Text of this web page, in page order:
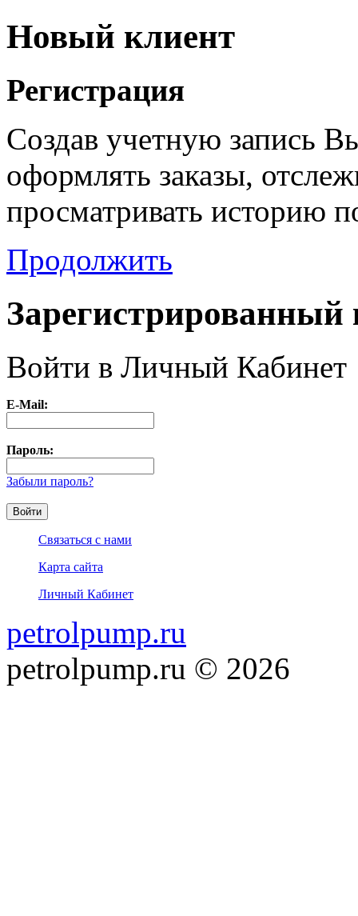
Новый клиент
Регистрация
Создав учетную запись
оформлять заказы,
просматривать историю
Продолжить
Зарегистрированный
Войти в Личный Кабинет
E-Mail:
Пароль:
Забыли пароль?
Связаться с нами
Карта сайта
Личный Кабинет
petrolpump.ru
petrolpump.ru © 2026